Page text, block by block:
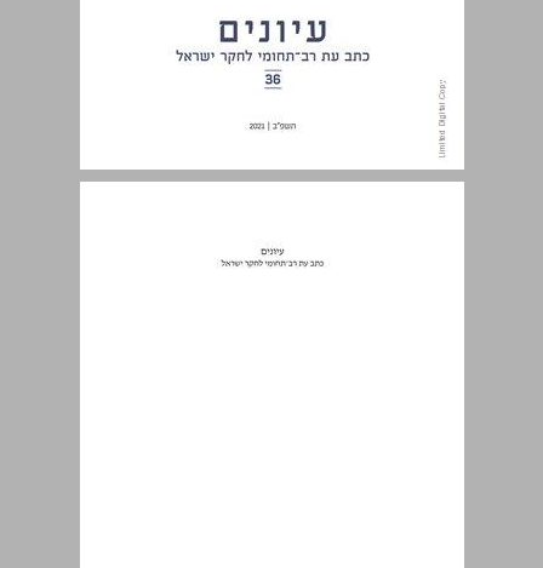
עיונים : כרך 36 ... 0